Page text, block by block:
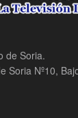
de Soria.
Soria Nº10,